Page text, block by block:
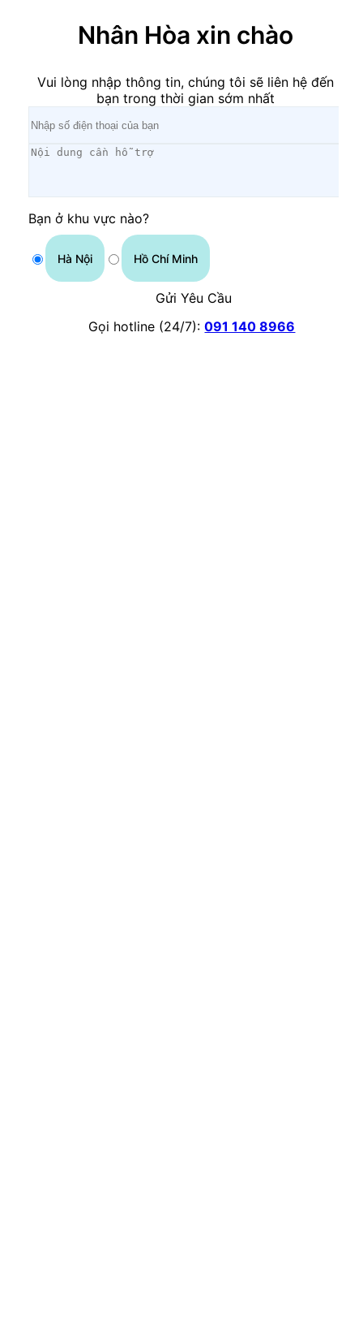
Nhân Hòa xin chào
Vui lòng nhập thông tin, chúng tôi sẽ liên hệ đến
bạn trong thời gian sớm nhất
Bạn ở khu vực nào?
Hà Nội Hồ Chí Minh
Gửi Yêu Cầu
Gọi hotline (24/7): 091 140 8966